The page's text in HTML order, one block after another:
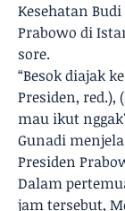
Kesehatan
Prabowo di
sore.
“Besok diajak
Presiden, red.),
mau ikut
Gunadi
Presiden
Dalam
jam tersebut,